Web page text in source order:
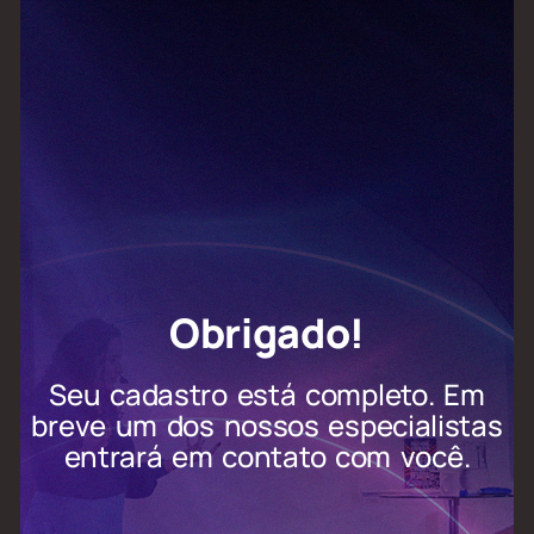
Obrigado!
Seu cadastro está completo. Em
breve um dos nossos especialistas
entrará em contato com você.